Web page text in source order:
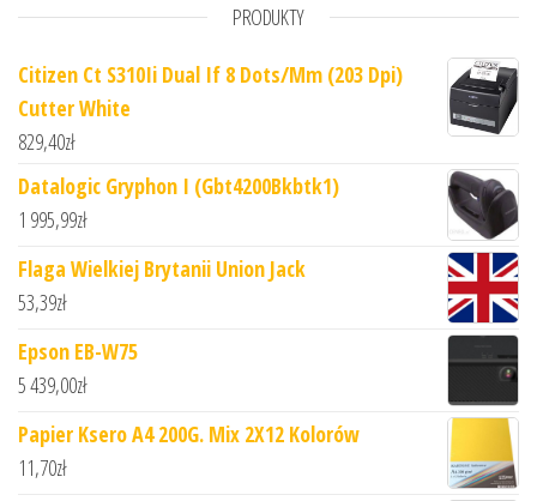
PRODUKTY
Citizen Ct S310Ii Dual If 8 Dots/Mm (203 Dpi)
Cutter White
829,40zł
Datalogic Gryphon I (Gbt4200Bkbtk1)
1 995,99zł
Flaga Wielkiej Brytanii Union Jack
53,39zł
Epson EB-W75
5 439,00zł
Papier Ksero A4 200G. Mix 2X12 Kolorów
11,70zł